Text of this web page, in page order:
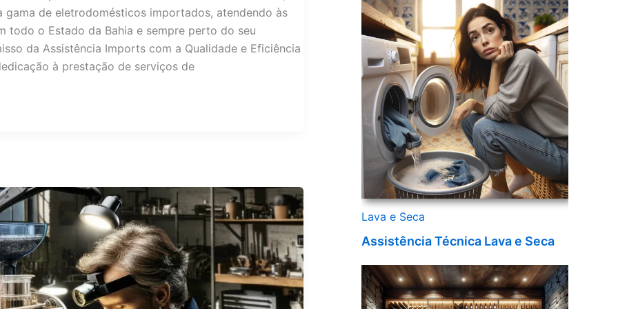
gama de eletrodomésticos importados, atendendo às
todo o Estado da Bahia e sempre perto do seu
da Assistência Imports com a Qualidade e Eficiência
à prestação de serviços de
Lava e Seca
Assistência Técnica Lava e Seca